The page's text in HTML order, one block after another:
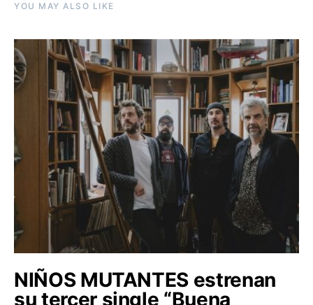
YOU MAY ALSO LIKE
NIÑOS MUTANTES estrenan
su tercer single “Buena